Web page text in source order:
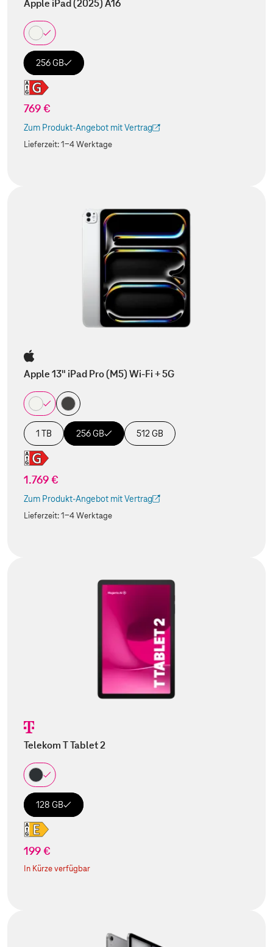
Apple iPad (2025) A16
256 GB
769 €
Zum Produkt-Angebot mit Vertrag
(Der Link wird in einem neuen Tab geöffnet)
Lieferzeit:1-4 Werktage
Apple 13" iPad Pro (M5) Wi-Fi + 5G
1 TB 256 GB 512 GB
1.769 €
Zum Produkt-Angebot mit Vertrag
(Der Link wird in einem neuen Tab geöffnet)
Lieferzeit:1-4 Werktage
Telekom T Tablet 2
128 GB
199 €
In Kürze verfügbar